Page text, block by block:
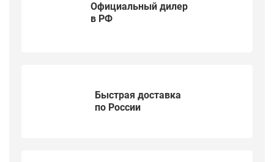
Официальный дилер
в РФ
Быстрая доставка
по России